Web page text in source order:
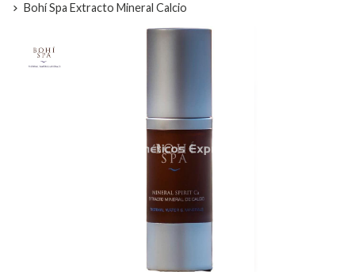
Bohí Spa Extracto Mineral Calcio